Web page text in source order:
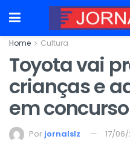
Home Cultura
Toyota vai
crianças e
em
Por jornalslz 17/